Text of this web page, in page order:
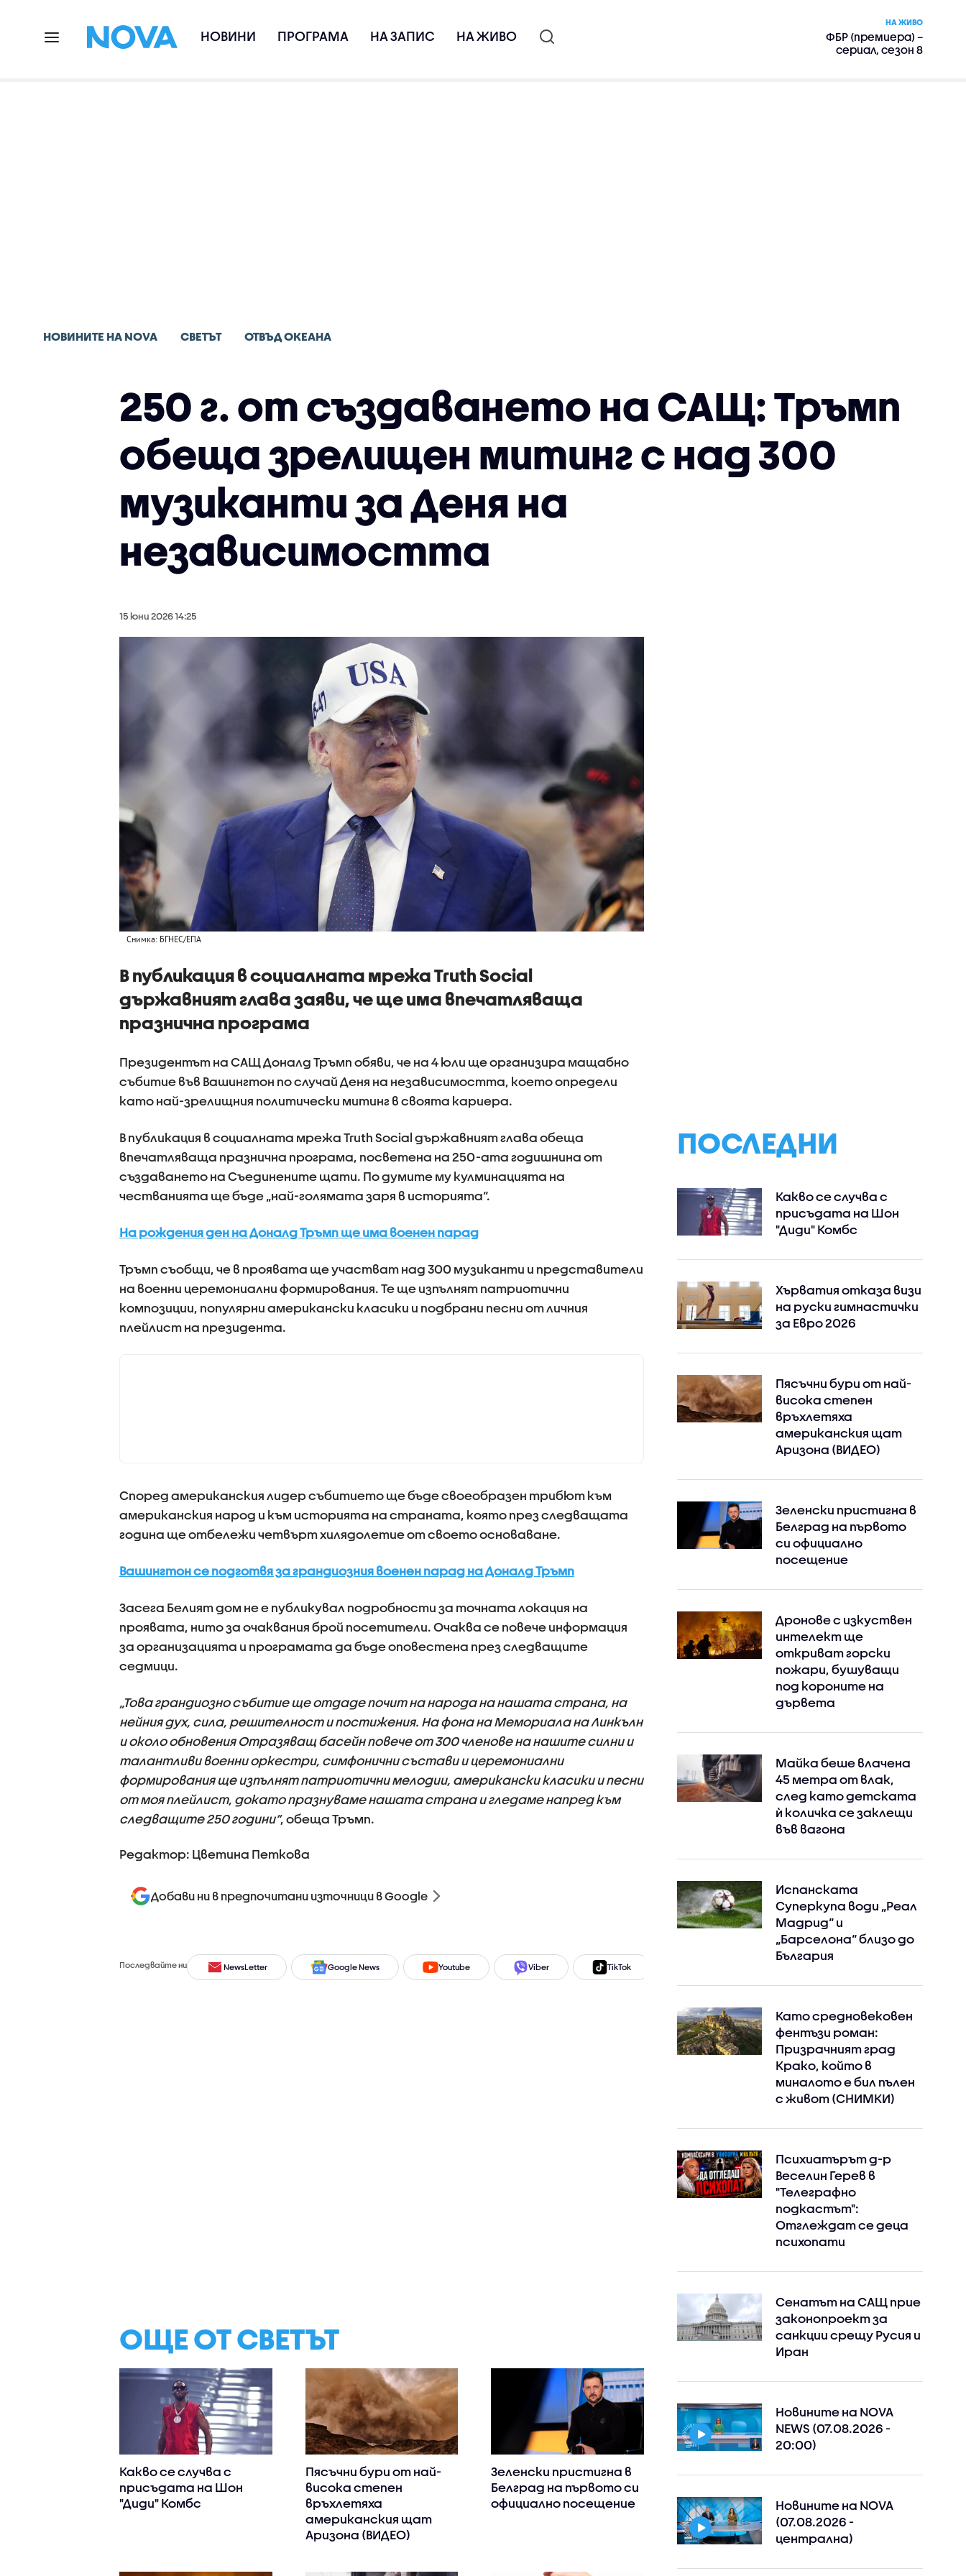
НОВИНИ ПРОГРАМА НА ЗАПИС НА ЖИВО
НА ЖИВО
ФБР (премиера) –
сериал, сезон 8
НОВИНИТЕ НА NOVA СВЕТЪТ ОТВЪД ОКЕАНА
250 г. от създаването на САЩ: Тръмп
обеща зрелищен митинг с над 300
музиканти за Деня на
независимостта
15 юни 2026 14:25
Снимка: БГНЕС/ЕПА
В публикация в социалната мрежа Truth Social
държавният глава заяви, че ще има впечатляваща
празнична програма
Президентът на САЩ Доналд Тръмп обяви, че на 4 юли ще организира мащабно
събитие във Вашингтон по случай Деня на независимостта, което определи
като най-зрелищния политически митинг в своята кариера.
В публикация в социалната мрежа Truth Social държавният глава обеща
впечатляваща празнична програма, посветена на 250-ата годишнина от
създаването на Съединените щати. По думите му кулминацията на
честванията ще бъде „най-голямата заря в историята“.
На рождения ден на Доналд Тръмп ще има военен парад
Тръмп съобщи, че в проявата ще участват над 300 музиканти и представители
на военни церемониални формирования. Те ще изпълнят патриотични
композиции, популярни американски класики и подбрани песни от личния
плейлист на президента.
Според американския лидер събитието ще бъде своеобразен трибют към
американския народ и към историята на страната, която през следващата
година ще отбележи четвърт хилядолетие от своето основаване.
Вашингтон се подготвя за грандиозния военен парад на Доналд Тръмп
Засега Белият дом не е публикувал подробности за точната локация на
проявата, нито за очаквания брой посетители. Очаква се повече информация
за организацията и програмата да бъде оповестена през следващите
седмици.
„Това грандиозно събитие ще отдаде почит на народа на нашата страна, на
нейния дух, сила, решителност и постижения. На фона на Мемориала на Линкълн
и около обновения Отразяващ басейн повече от 300 членове на нашите силни и
талантливи военни оркестри, симфонични състави и церемониални
формирования ще изпълнят патриотични мелодии, американски класики и песни
от моя плейлист, докато празнуваме нашата страна и гледаме напред към
следващите 250 години“, обеща Тръмп.
Редактор: Цветина Петкова
Добави ни в предпочитани източници в Google
Последвайте ни NewsLetter Google News Youtube Viber TikTok
ОЩЕ ОТ СВЕТЪТ
Какво се случва с
присъдата на Шон
"Диди" Комбс
Пясъчни бури от най-
висока степен
връхлетяха
американския щат
Аризона (ВИДЕО)
Зеленски пристигна в
Белград на първото си
официално посещение
ПОСЛЕДНИ
Какво се случва с
присъдата на Шон
"Диди" Комбс
Хърватия отказа визи
на руски гимнастички
за Евро 2026
Пясъчни бури от най-
висока степен
връхлетяха
американския щат
Аризона (ВИДЕО)
Зеленски пристигна в
Белград на първото
си официално
посещение
Дронове с изкуствен
интелект ще
откриват горски
пожари, бушуващи
под короните на
дървета
Майка беше влачена
45 метра от влак,
след като детската
ѝ количка се заклещи
във вагона
Испанската
Суперкупа води „Реал
Мадрид“ и
„Барселона“ близо до
България
Като средновековен
фентъзи роман:
Призрачният град
Крако, който в
миналото е бил пълен
с живот (СНИМКИ)
Психиатърът д-р
Веселин Герев в
"Телеграфно
подкастът":
Отглеждат се деца
психопати
Сенатът на САЩ прие
законопроект за
санкции срещу Русия и
Иран
Новините на NOVA
NEWS (07.08.2026 -
20:00)
Новините на NOVA
(07.08.2026 -
централна)